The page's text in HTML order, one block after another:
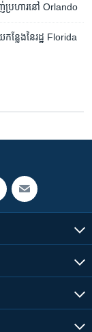
ប្រហារ​នៅ Orlando
លែង​នៃ​រដ្ឋ Florida